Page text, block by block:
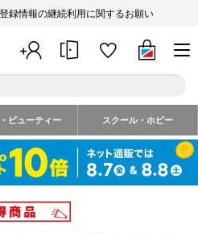
録情報の継続利用に関するお願い
ビューティー スクール・ホビー